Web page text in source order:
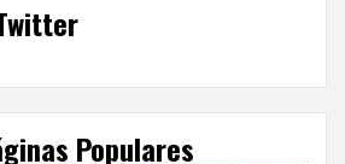
Populares